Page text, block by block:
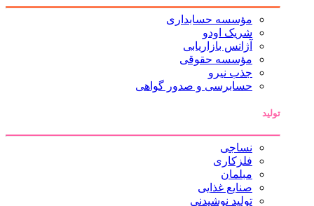
مؤسسه حسابداری
شریک اودو
آژانس بازاریابی
مؤسسه حقوقی
جذب نیرو
حسابرسی و صدور گواهی
تولید
نساجی
فلزکاری
مبلمان
صنایع غذایی
تولید نوشیدنی